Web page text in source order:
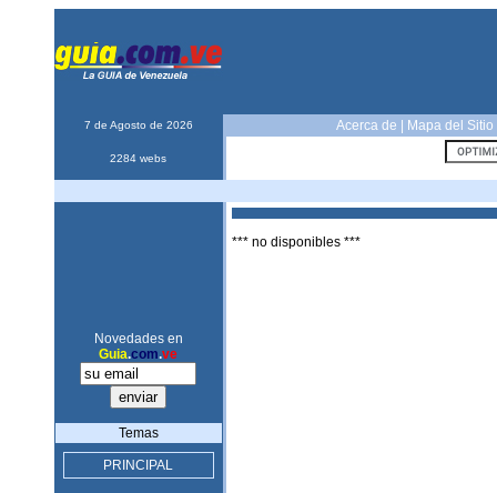
7 de Agosto de 2026 Acerca de Mapa del Sitio
2284 webs
Novedades en
Guia.com.ve
Temas
PRINCIPAL
*** no disponibles ***